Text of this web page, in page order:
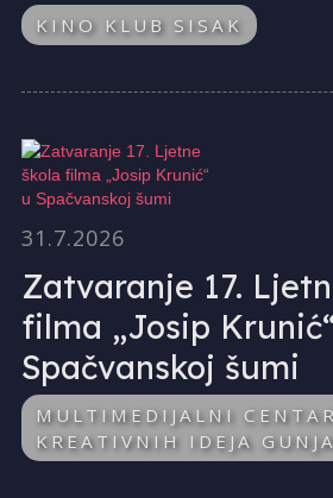
KINO KLUB SISAK
31.7.2026
Zatvaranje 17.
filma „Josip
Spačvanskoj šumi
MULTIMEDIJALNI
KREATIVNIH IDEJA